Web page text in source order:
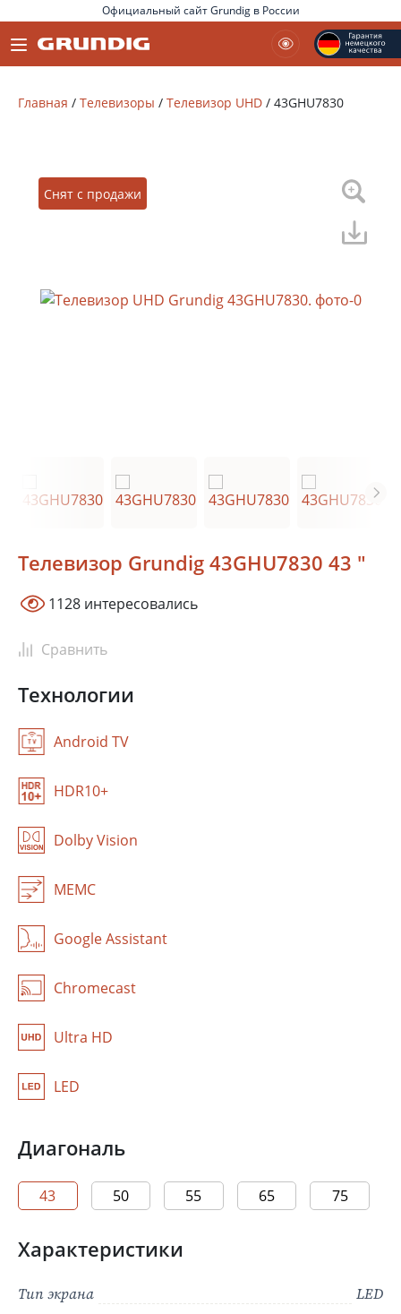
Официальный сайт Grundig в России
Главная / Телевизоры / Телевизор UHD / 43GHU7830
Снят с продажи
Телевизор Grundig 43GHU7830 43 "
1128 интересовались
Сравнить
Технологии
Android TV
HDR10+
Dolby Vision
MEMC
Google Assistant
Chromecast
Ultra HD
LED
Диагональ
43 50 55 65 75
Характеристики
Тип экрана
LED
Сочи
Ростов-на-Дону
Екатеринбург
Казань
актуальные фирменные магазины Grundig